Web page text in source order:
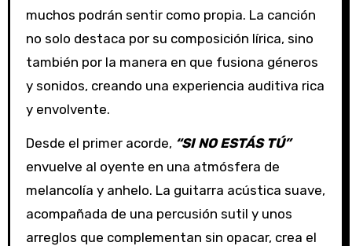
muchos podrán sentir como propia. La canción
no solo destaca por su composición lírica, sino
también por la manera en que fusiona géneros
y sonidos, creando una experiencia auditiva rica
y envolvente.
Desde el primer acorde, “SI NO ESTÁS TÚ”
envuelve al oyente en una atmósfera de
melancolía y anhelo. La guitarra acústica suave,
acompañada de una percusión sutil y unos
arreglos que complementan sin opacar, crea el